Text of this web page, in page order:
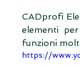
CADprofi
elementi
funzioni
https://